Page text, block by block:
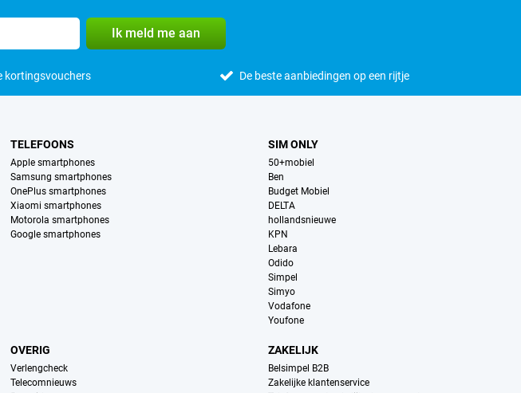
Ik meld me aan
kortingsvouchers De beste aanbiedingen op een rijtje
TELEFOONS
Apple smartphones
Samsung smartphones
OnePlus smartphones
Xiaomi smartphones
Motorola smartphones
Google smartphones
SIM ONLY
50+mobiel
Ben
Budget Mobiel
DELTA
hollandsnieuwe
KPN
Lebara
Odido
Simpel
Simyo
Vodafone
Youfone
OVERIG
Verlengcheck
Telecomnieuws
ZAKELIJK
Belsimpel B2B
Zakelijke klantenservice